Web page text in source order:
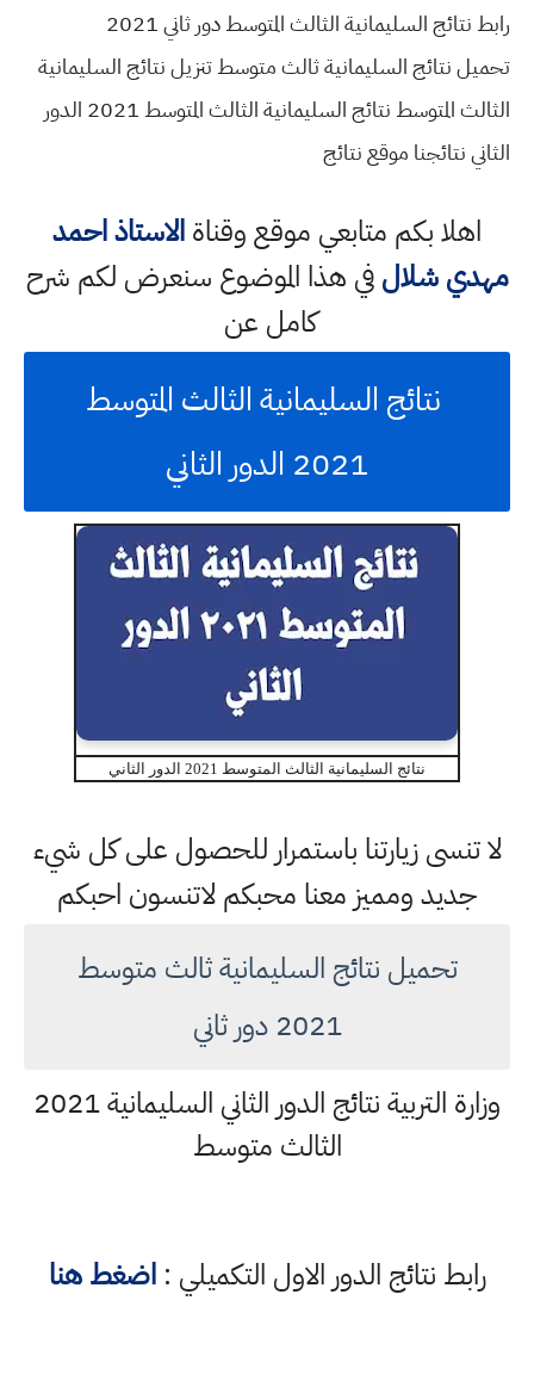
رابط نتائج السليمانية الثالث المتوسط دور ثاني 2021
تحميل نتائج السليمانية ثالث متوسط تنزيل نتائج السليمانية
الثالث المتوسط نتائج السليمانية الثالث المتوسط 2021 الدور
الثاني نتائجنا موقع نتائج
اهلا بكم متابعي موقع وقناةالاستاذ احمد
مهدي شلالفي هذا الموضوع سنعرض لكم شرح
كامل عن
نتائج السليمانية الثالث المتوسط
2021 الدور الثاني
نتائج السليمانية الثالث المتوسط 2021 الدور الثاني
لا تنسى زيارتنا باستمرار للحصول على كل شيء
جديد ومميز معنا محبكم لاتنسون احبكم
تحميل نتائج السليمانية ثالث متوسط
2021 دور ثاني
وزارة التربية نتائج الدور الثاني السليمانية 2021
الثالث متوسط
رابط نتائج الدور الاول التكميلي :اضغط هنا